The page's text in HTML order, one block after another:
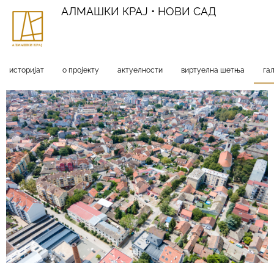
АЛМАШКИ КРАЈ • НОВИ САД
историјат о пројекту актуелности виртуелна шетња